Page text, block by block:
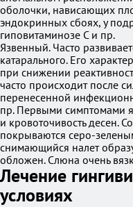
оболочки, нависающих
эндокринных сбоях, у
гиповитаминозе С и пр.
Язвенный. Часто
катарального. Его
при снижении
часто происходит после
перенесенной
пр. Первыми симптомами
и кровоточивость десен.
покрываются серо-
снимающийся налет
обложен. Слюна очень
Лечение
условиях